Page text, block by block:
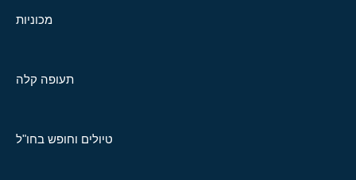
מכוניות
תעופה קלה
טיולים וחופש בחו"ל